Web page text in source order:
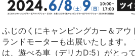
ふじのくにキャンピングカー＆ア
ランドモーターも出展いたします
は、遊べる車（デリカD:5）がとっ